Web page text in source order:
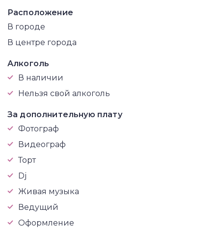
Расположение
В городе
В центре города
Алкоголь
В наличии
Нельзя свой алкоголь
За дополнительную плату
Фотограф
Видеограф
Торт
Dj
Живая музыка
Ведущий
Оформление